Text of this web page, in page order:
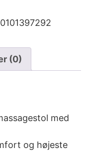
(0)
med
og højeste